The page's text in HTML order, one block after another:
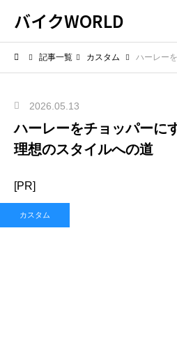
バイクWORLD
記事一覧 カスタム ハーレーをチョ
2026.05.13
ハーレーをチョッパーに
理想のスタイルへの道
[PR]
カスタム